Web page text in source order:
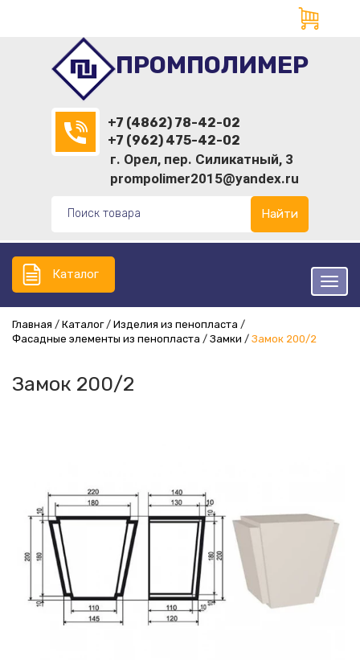
ПРОМПОЛИМЕР
+7 (4862) 78-42-02
+7 (962) 475-42-02
г. Орел, пер. Силикатный, 3
prompolimer2015@yandex.ru
Найти
Каталог
Главная Каталог
Изделия из пенопласта
Фасадные элементы из пенопласта
Замки Замок 200/2
Замок 200/2